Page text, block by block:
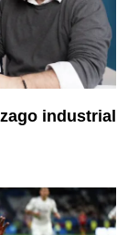
industrial